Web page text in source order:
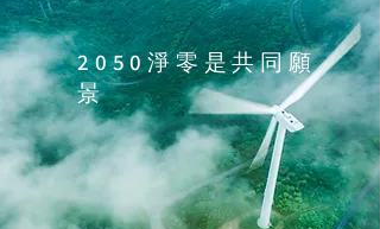
​2050淨零是共同願
景